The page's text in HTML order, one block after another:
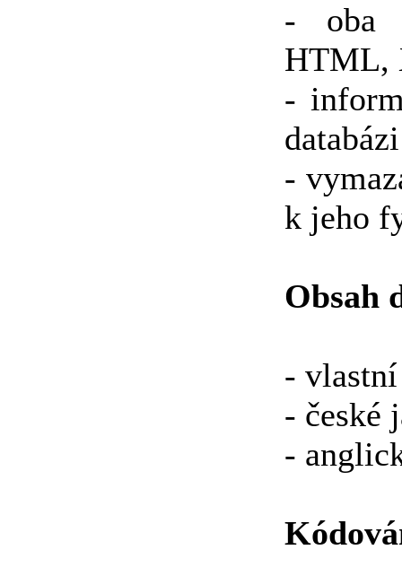
- oba
HTML,
-
databázi
-
k jeho
Obsah
-
- české
-